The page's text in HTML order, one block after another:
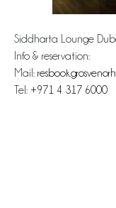
Siddharta Lounge
Info & reservation:
Mail:
Tel: +971 4 317 6000